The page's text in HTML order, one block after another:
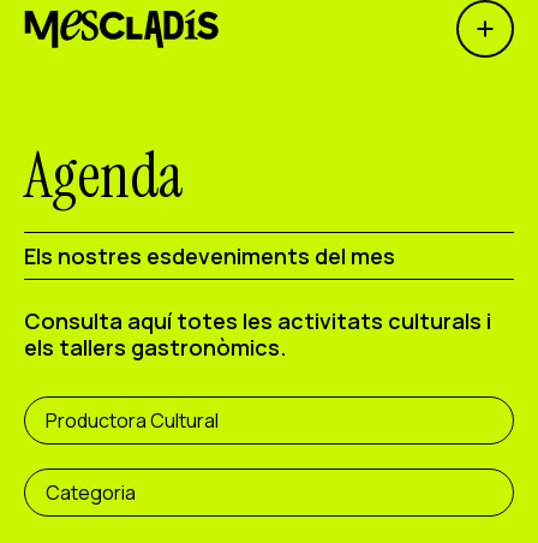
Open
Productora social
Productora d'ocupació
Productora de coneixement
Productora cultural
Agenda
Els nostres tallers
Blog
Contacte
Agenda
Els nostres esdeveniments del mes
Consulta aquí totes les activitats culturals i
els tallers gastronòmics.
Productora Cultural
Categoria